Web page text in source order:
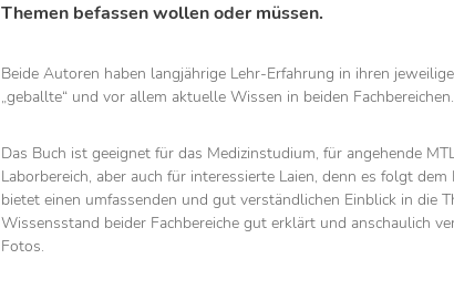
Themen befassen wollen oder müssen.
Beide Autoren haben langjährige Lehr-Erfahrung in ihren
„geballte“ und vor allem aktuelle Wissen in beiden Fachbereichen.
Das Buch ist geeignet für das Medizinstudium, für angehende
Laborbereich, aber auch für interessierte Laien, denn es folgt
bietet einen umfassenden und gut verständlichen Einblick in die
Wissensstand beider Fachbereiche gut erklärt und anschaulich
Fotos.